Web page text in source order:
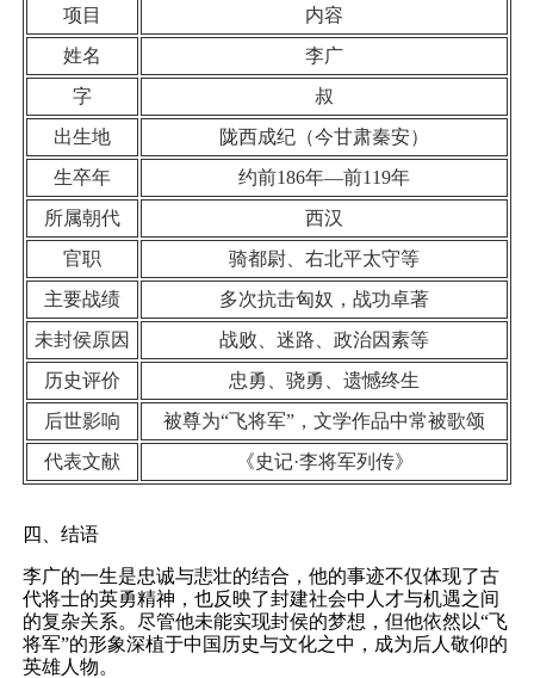
项目
内容
姓名
李广
字
叔
出生地
陇西成纪（今甘肃秦安）
生卒年
约前186年—前119年
所属朝代
西汉
官职
骑都尉、右北平太守等
主要战绩
多次抗击匈奴，战功卓著
未封侯原因
战败、迷路、政治因素等
历史评价
忠勇、骁勇、遗憾终生
后世影响
被尊为“飞将军”，文学作品中常被歌颂
代表文献
《史记·李将军列传》
四、结语
李广的一生是忠诚与悲壮的结合，他的事迹不仅体现了古
代将士的英勇精神，也反映了封建社会中人才与机遇之间
的复杂关系。尽管他未能实现封侯的梦想，但他依然以“飞
将军”的形象深植于中国历史与文化之中，成为后人敬仰的
英雄人物。